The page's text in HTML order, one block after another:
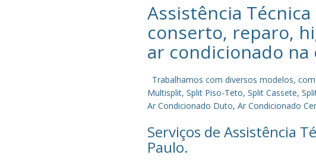
Assistência
conserto, reparo,
ar condicionado na
Trabalhamos com diversos modelos,
Multisplit, Split Piso-Teto, Split Cassete,
Ar Condicionado Duto, Ar Condicionado
Serviços de Assistência
Paulo.